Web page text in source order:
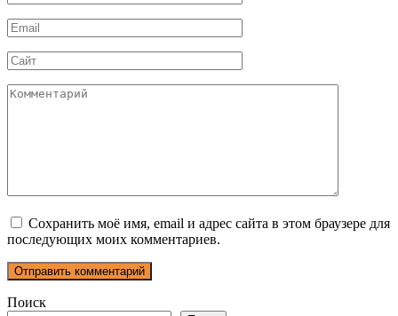
*
Email
*
Сайт
Комментарий
Сохранить моё имя, email и адрес сайта в этом браузере для
последующих моих комментариев.
Поиск